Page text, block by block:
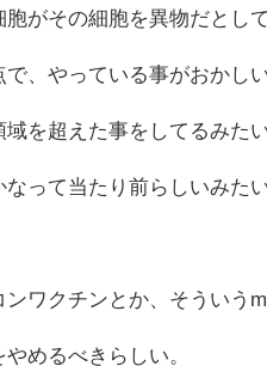
胞がその細胞を異物だとし
で、やっている事がおかし
域を超えた事をしてるみた
なって当たり前らしいみたい
ンワクチンとか、そういう
めるべきらしい。